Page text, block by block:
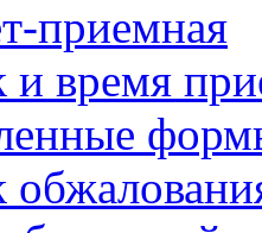
приемная
и время